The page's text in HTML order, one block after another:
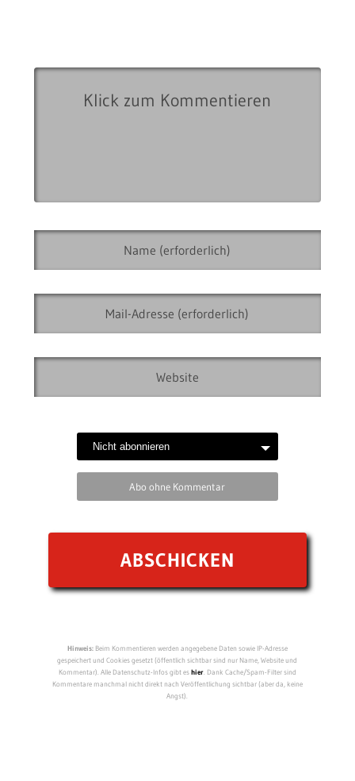
Abo ohne Kommentar
Hinweis:Beim Kommentieren werden angegebene Daten sowie IP-Adresse
gespeichert und Cookies gesetzt (öffentlich sichtbar sind nur Name, Website und
Kommentar). Alle Datenschutz-Infos gibt eshier. Dank Cache/Spam-Filter sind
Kommentare manchmal nicht direkt nach Veröffentlichung sichtbar (aber da, keine
Angst).